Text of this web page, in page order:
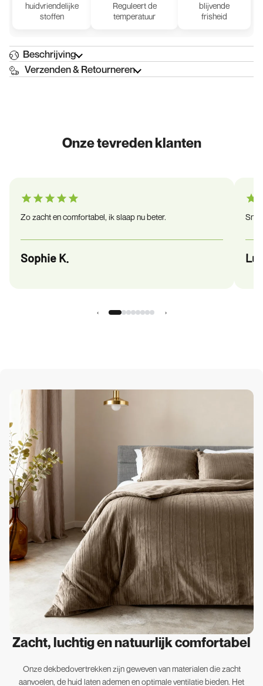
huidvriendelijke
stoffen
Reguleert de
temperatuur
blijvende
frisheid
Beschrijving
Verzenden & Retourneren
Onze tevreden klanten
Zo zacht en comfortabel, ik slaap nu beter.
Sophie K.
Snel
‹ ›
Zacht, luchtig en natuurlijk comfortabel
Onze dekbedovertrekken zijn geweven van materialen die zacht
aanvoelen, de huid laten ademen en optimale ventilatie bieden. Het